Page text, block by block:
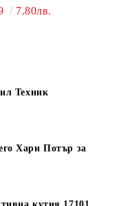
ВСЕЛЕНАТА 71050
7.80лв.
Техник
Хари Потър за